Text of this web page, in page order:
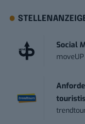
Social